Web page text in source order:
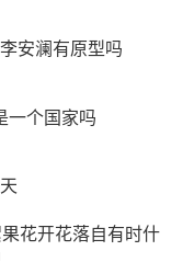
上她名门之后的光
她和奶奶林徽因作
爷爷奶奶的光环之
诫同意，也随了母
不再是对长辈大不
安澜有原型吗
一个国家吗
花开花落自有时什